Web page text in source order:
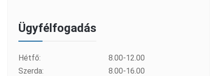
Ügyfélfogadás
Hétfő:
8.00-12.00
Szerda:
8.00-16.00